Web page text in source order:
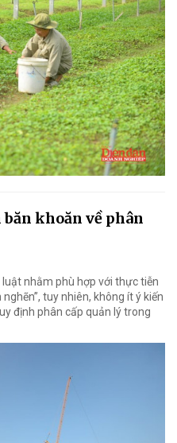
băn khoăn về phân
nhằm phù hợp với thực tiễn
tuy nhiên, không ít ý kiến
định phân cấp quản lý trong